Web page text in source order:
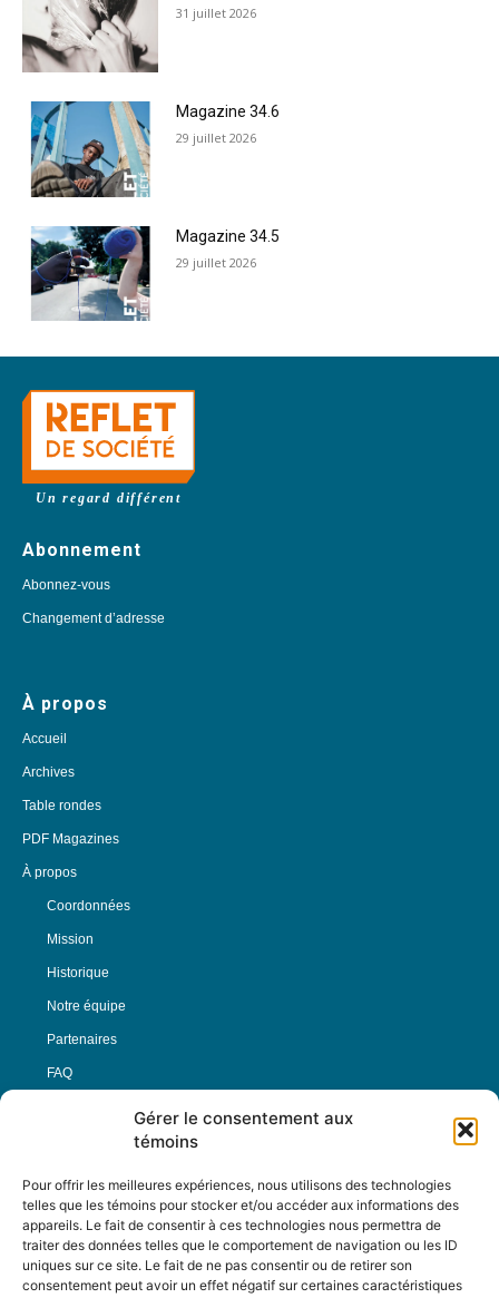
Gérer le consentement aux
témoins
Pour offrir les meilleures expériences, nous utilisons des technologies
telles que les témoins pour stocker et/ou accéder aux informations des
appareils. Le fait de consentir à ces technologies nous permettra de
traiter des données telles que le comportement de navigation ou les ID
uniques sur ce site. Le fait de ne pas consentir ou de retirer son
consentement peut avoir un effet négatif sur certaines caractéristiques
31 juillet 2026
Magazine 34.6
29 juillet 2026
Magazine 34.5
29 juillet 2026
Un regard différent
Abonnement
Abonnez-vous
Changement d’adresse
À propos
Accueil
Archives
Table rondes
PDF Magazines
À propos
Coordonnées
Mission
Historique
Notre équipe
Partenaires
FAQ
Nous Suivre